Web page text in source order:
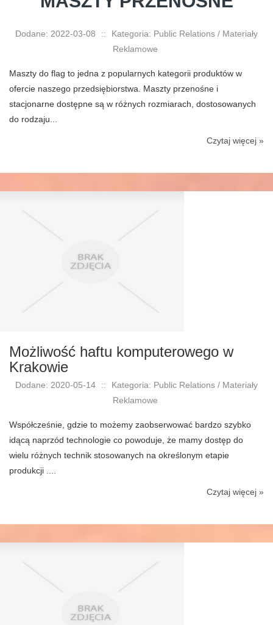
Dodane: 2022-03-08 ::
Kategoria: Public Relations / Materiały
Reklamowe
Maszty do flag to jedna z popularnych kategorii produktów w
ofercie naszego przedsiębiorstwa. Maszty przenośne i
stacjonarne dostępne są w różnych rozmiarach, dostosowanych
do rodzaju...
Czytaj więcej »
Możliwość haftu komputerowego w
Krakowie
Dodane: 2020-05-14 ::
Kategoria: Public Relations / Materiały
Reklamowe
Współcześnie, gdzie to możemy zaobserwować bardzo szybko
idącą naprzód technologie co powoduje, że mamy dostęp do
wielu różnych technik stosowanych na określonym etapie
produkcji ....
Czytaj więcej »